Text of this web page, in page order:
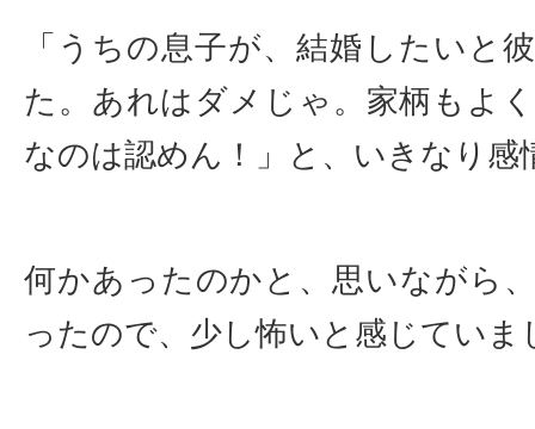
「うちの息子が、結婚したいと
た。あれはダメじゃ。家柄もよ
なのは認めん！」と、いきなり感
何かあったのかと、思いながら
ったので、少し怖いと感じていま